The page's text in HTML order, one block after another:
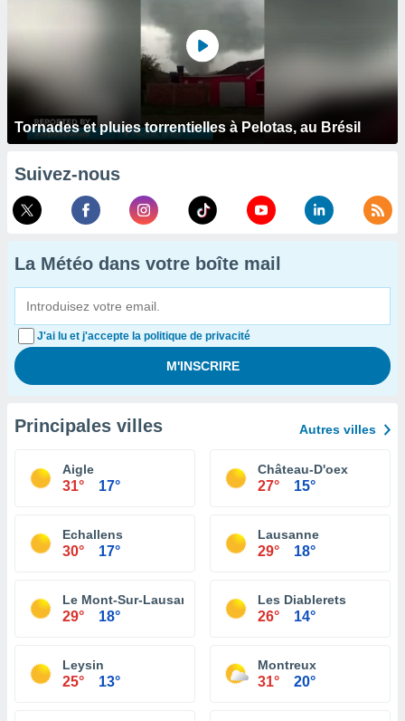
Tornades et pluies torrentielles à Pelotas, au Brésil
Suivez-nous
La Météo dans votre boîte mail
J'ai lu et j'accepte la politique de privacité
Principales villes Autres villes
Aigle
31° 17°
Château-D'oex
27° 15°
Echallens
30° 17°
Lausanne
29° 18°
Le Mont-Sur-Lausanne
29° 18°
Les Diablerets
26° 14°
Leysin
25° 13°
Montreux
31° 20°